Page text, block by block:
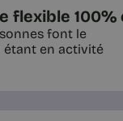
flexible 100%
font le
étant en activité